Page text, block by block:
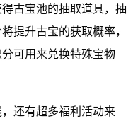
古宝池的抽取道具，抽
提升古宝的获取概率，
可用来兑换特殊宝物
还有超多福利活动来